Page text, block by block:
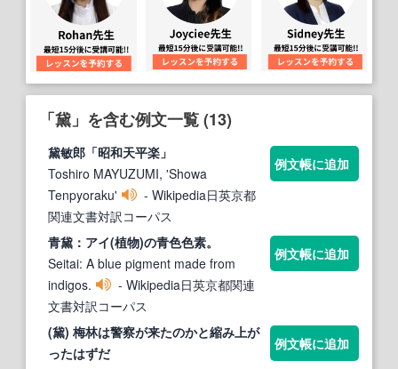
「黛」を含む例文一覧 (13)
黛敏郎「昭和天平楽」
Toshiro MAYUZUMI, 'Showa
Tenpyoraku'
- Wikipedia日英京都
関連文書対訳コーパス
例文帳に追加
青黛 ：アイ(植物)の青色色素。
Seitai: A blue pigment made from
indigos.
- Wikipedia日英京都関連
文書対訳コーパス
例文帳に追加
(黛) 梅林は警察が来たのかと縮み上が
ったはずだ
例文帳に追加